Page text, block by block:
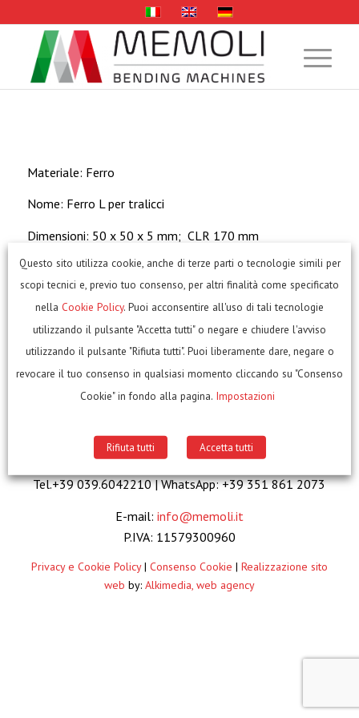
Materiale: Ferro
Nome: Ferro L per tralicci
Dimensioni: 50 x 50 x 5 mm; CLR 170 mm
MEMOLI BENDING MACHINES s.r.l.
Via Magellano, 13 | 20863 Concorezzo (MB) ITALY
Tel.+39 039.6042210 | WhatsApp: +39 351 861 2073
E-mail: info@memoli.it
P.IVA: 11579300960
Privacy e Cookie Policy| Consenso Cookie | Realizzazione sito
web by: Alkimedia, web agency
Questo sito utilizza cookie, anche di terze parti o tecnologie simili per
scopi tecnici e, previo tuo consenso, per altri finalità come specificato
nella Cookie Policy. Puoi acconsentire all'uso di tali tecnologie
utilizzando il pulsante "Accetta tutti" o negare e chiudere l'avviso
utilizzando il pulsante "Rifiuta tutti". Puoi liberamente dare, negare o
revocare il tuo consenso in qualsiasi momento cliccando su "Consenso
Cookie" in fondo alla pagina. Impostazioni
Rifiuta tutti Accetta tutti